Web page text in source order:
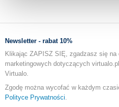
Newsletter - rabat 10%
Klikając ZAPISZ SIĘ, zgadzasz się na
marketingowych dotyczących
Virtualo.
Zgodę można wycofać w każdym
Polityce Prywatności.